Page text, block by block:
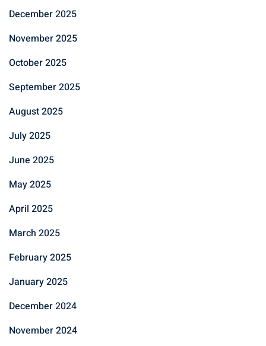
December 2025
November 2025
October 2025
September 2025
August 2025
July 2025
June 2025
May 2025
April 2025
March 2025
February 2025
January 2025
December 2024
November 2024